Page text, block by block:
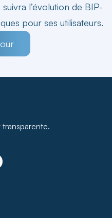
l’évolution de BIP-
pour ses utilisateurs.
transparente.